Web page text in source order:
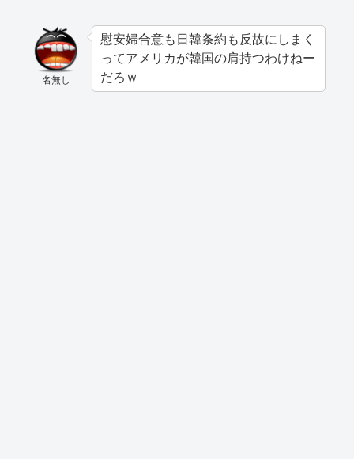
名無し
慰安婦合意も日韓条約も反故にしまく
ってアメリカが韓国の肩持つわけねー
だろｗ